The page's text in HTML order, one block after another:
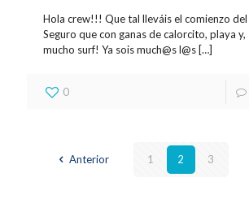
Hola crew!!! Que tal lleváis el comienzo del
Seguro que con ganas de calorcito, playa
mucho surf! Ya sois much@s l@s […]
0
Anterior 1 2 3